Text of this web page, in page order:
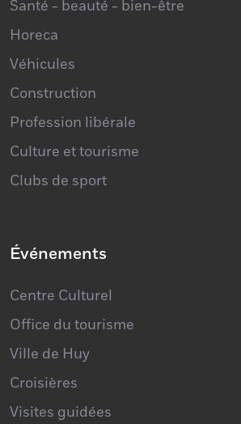
Horeca
Véhicules
Construction
Profession libérale
Culture et tourisme
Clubs de sport
Office du tourisme
Ville de Huy
Croisières
Visites guidées
Balades